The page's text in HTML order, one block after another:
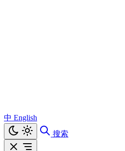
中 English
搜索